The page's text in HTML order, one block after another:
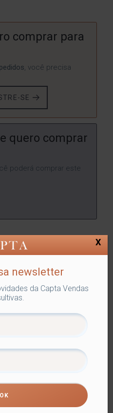
comprar para
pedidos, você precisa
SE
e quero comprar
poderá comprar este
Acessório para Cozinha
adicional
Toalha a cozinha fica
para puxar as folhas
o rolo do suporte para
superficial da Future –
de metal – os
uma camada extra do
newsletter
da Capta Vendas
X